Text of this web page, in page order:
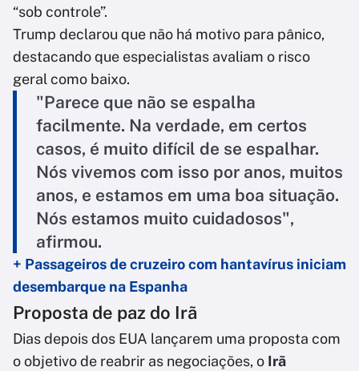
“sob controle”.
Trump declarou que não há motivo para pânico,
destacando que especialistas avaliam o risco
geral como baixo.
"Parece que não se espalha
facilmente. Na verdade, em certos
casos, é muito difícil de se espalhar.
Nós vivemos com isso por anos, muitos
anos, e estamos em uma boa situação.
Nós estamos muito cuidadosos",
afirmou.
+ Passageiros de cruzeiro com hantavírus iniciam
desembarque na Espanha
Proposta de paz do Irã
Dias depois dos EUA lançarem uma proposta com
o objetivo de reabrir as negociações, o Irã